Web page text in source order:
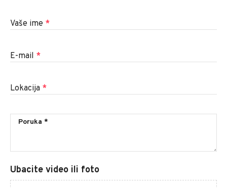
Vaše ime *
E-mail *
Lokacija *
Ubacite video ili foto